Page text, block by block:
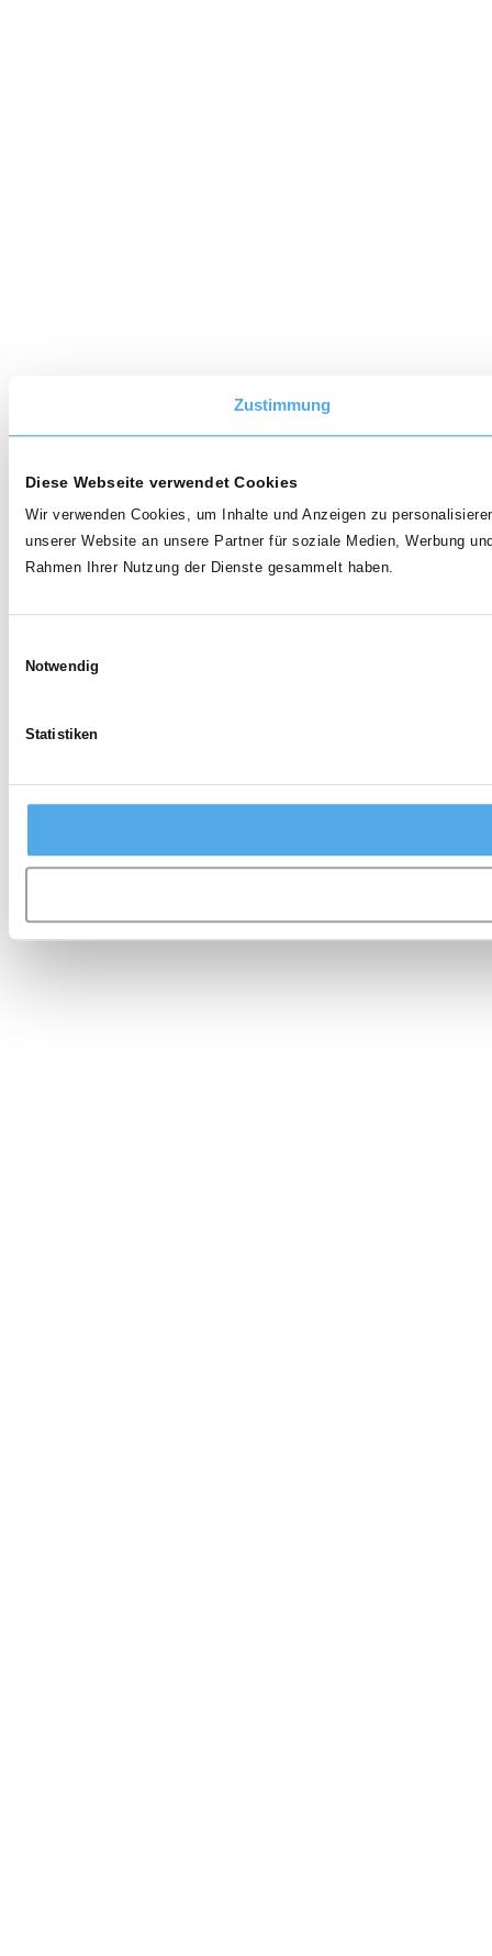
Zustimmung
Diese Webseite verwendet Cookies
Wir verwenden Cookies, um Inhalte und Anzeigen zu
unserer Website an unsere Partner für soziale Medien, Werbung
Rahmen Ihrer Nutzung der Dienste gesammelt haben.
Notwendig
Statistiken